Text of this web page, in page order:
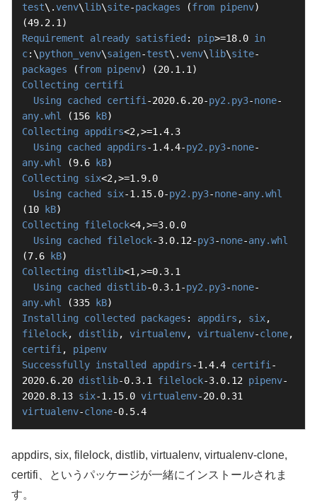
test\.venv\lib\site-packages (from pipenv)
Requirement
already satisfied : pip>=18.0 in
c:\python_venv\saigen-test\.venv\lib\site-
packages (from pipenv
Collecting
certifi
Using
cached certifi -2020.6.20-py2.py3-none-
any.whl
(156 kB
Collecting
appdirs<2,>=1.4.3
Using
cached appdirs-1.4.4-py2.py3-none-
any.whl
(9.6 kB
Collecting
six<2,>=1.9.0
Using
cached six-1.15.0-py2.py3-none-any.whl
(10
kB
Collecting
filelock<4,>=3.0.0
Using
cached filelock-3.0.12-py3-none-any.whl
(7.6
kB
Collecting
distlib<1,>=0.3.1
Using
cached distlib-0.3.1-py2.py3-none-
any.whl
(335 kB
Installing
collected packages : appdirs , six
filelock, distlib, virtualenv, virtualenv-clone
certifi , pipenv
Successfully installed appdirs-1.4.4 certifi -
2020.6.20 distlib-0.3.1 filelock-3.0.12 pipenv-
2020.8.13 six-1.15.0 virtualenv
virtualenv-clone-0.5.4
appdirs, six, filelock, distlib, virtualenv, virtualenv-clone,
certifi、というパッケージが一緒にインストールされま
す。